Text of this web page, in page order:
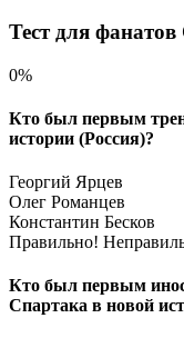
Тест для
0%
Кто был первым
истории (Россия)?
Георгий Ярцев
Олег Романцев
Константин Бесков
Правильно!
Кто был первым
Спартака в новой